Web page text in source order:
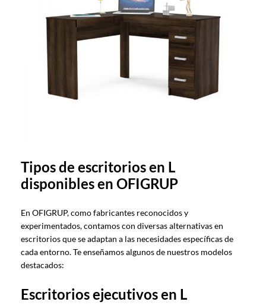
Tipos de escritorios en L
disponibles en OFIGRUP
En OFIGRUP, como fabricantes reconocidos y
experimentados, contamos con diversas alternativas en
escritorios que se adaptan a las necesidades específicas de
cada entorno. Te enseñamos algunos de nuestros modelos
destacados:
Escritorios ejecutivos en L